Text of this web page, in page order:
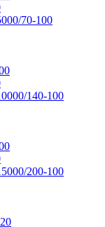
70-100
140-100
200-100